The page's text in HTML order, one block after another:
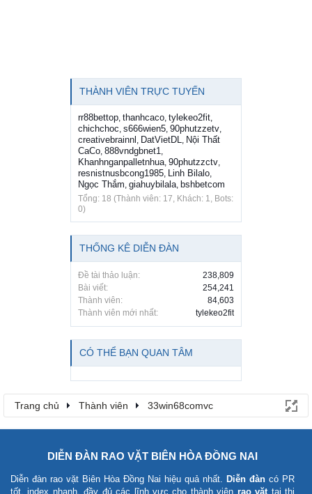
THÀNH VIÊN TRỰC TUYẾN
rr88bettop, thanhcaco, tylekeo2fit,
chichchoc, s666wien5, 90phutzzetv,
creativebrainnl , DatVietDL, Nội Thất
CaCo, 888vndgbnet1,
Khanhnganpalletnhua, 90phutzzctv,
resnistnusbcong1985, Linh Bilalo,
Ngọc Thắm, giahuybilala, bshbetcom
Tổng: 18 (Thành viên: 17, Khách: 1, Bots:
0)
THỐNG KÊ DIỄN ĐÀN
Đề tài thảo luận:
238,809
Bài viết:
254,241
Thành viên:
84,603
Thành viên mới nhất:
tylekeo2fit
CÓ THỂ BẠN QUAN TÂM
Trang chủ Thành viên 33win68comvc
DIỄN ĐÀN RAO VẶT BIÊN HÒA ĐỒNG NAI
Diễn đàn rao vặt Biên Hòa Đồng Nai hiệu quả nhất. Diễn đàn có PR
tốt, index nhanh, đầy đủ các lĩnh vực cho thành viên rao vặttại thị